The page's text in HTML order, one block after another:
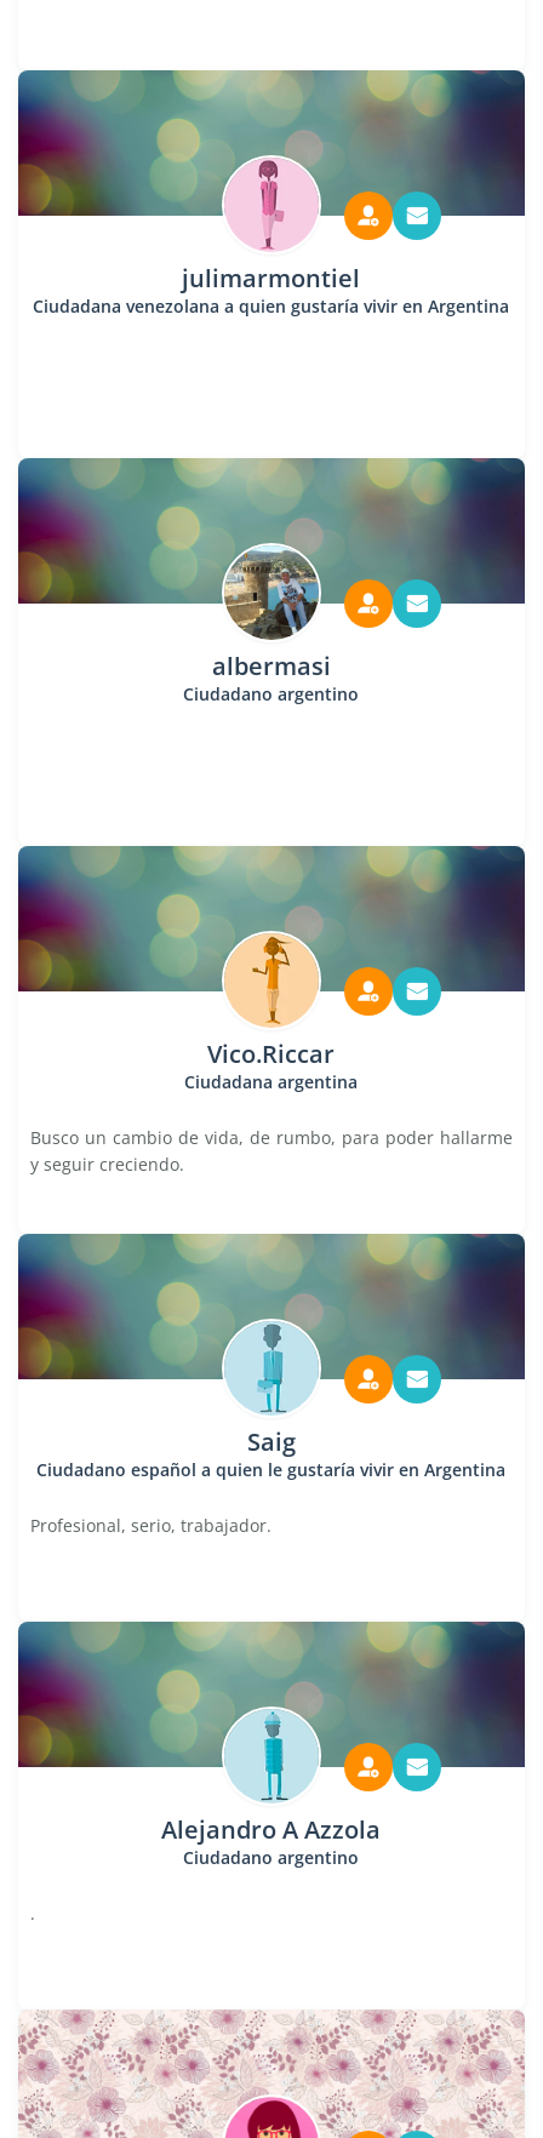
julimarmontiel
Ciudadana venezolana a quien gustaría vivir en Argentina
albermasi
Ciudadano argentino
Vico.Riccar
Ciudadana argentina
Busco un cambio de vida, de rumbo, para poder hallarme
y seguir creciendo.
Saig
Ciudadano español a quien le gustaría vivir en Argentina
Profesional, serio, trabajador.
Alejandro A Azzola
Ciudadano argentino
.